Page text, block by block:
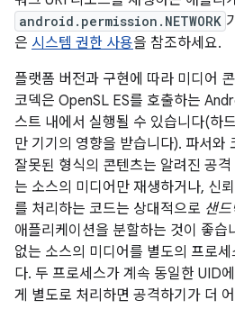
android.permission.NETWORK
은 시스템 권한 사용을 참조하세요.
플랫폼 버전과 구현에 따라 미디어
코덱은 OpenSL ES를 호출하는
스트 내에서 실행될 수 있습니다(하
만 기기의 영향을 받습니다). 파서와
잘못된 형식의 콘텐츠는 알려진 공
는 소스의 미디어만 재생하거나, 신
를 처리하는 코드는 상대적으로 샌
애플리케이션을 분할하는 것이 좋습
없는 소스의 미디어를 별도의 프로
다. 두 프로세스가 계속 동일한 UID
게 별도로 처리하면 공격하기가 더